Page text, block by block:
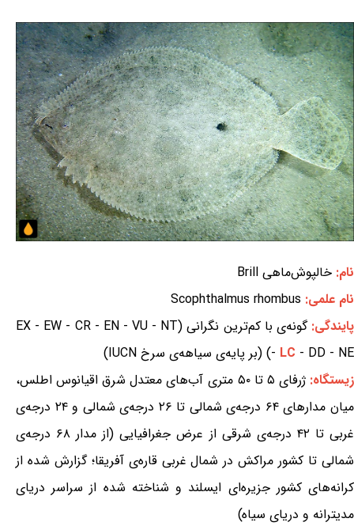
نام: خالپوش‌ماهی Brill
نام علمی: Scophthalmus rhombus
پایندگی:
گونه‌ی با کم‌ترین نگرانی (EX - EW - CR - EN - VU - NT
- LC - DD - NE) (بر پایه‌ی سیاهه‌ی سرخ IUCN)
زیستگاه:
ژرفای ۵ تا ۵۰ متری آب‌های معتدل شرق اقیانوس اطلس،
میان مدارهای ۶۴ درجه‌ی شمالی تا ۲۶ درجه‌ی شمالی و ۲۴ درجه‌ی
غربی تا ۴۲ درجه‌ی شرقی از عرض جغرافیایی (از مدار ۶۸ درجه‌ی
شمالی تا کشور مراکش در شمال غربی قاره‌ی آفریقا؛ گزارش شده از
کرانه‌های کشور جزیره‌ای ایسلند و شناخته شده از سراسر دریای
مدیترانه و دریای سیاه)